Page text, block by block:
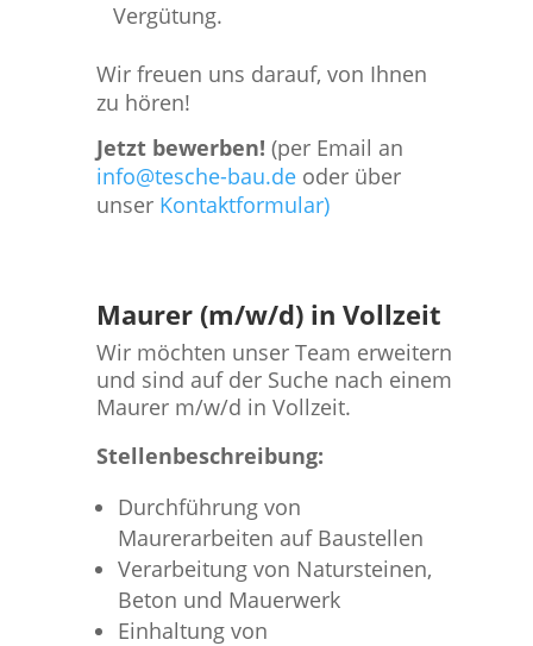
Vergütung.
Wir freuen uns darauf, von Ihnen
zu hören!
Jetzt bewerben! (per Email an
info@tesche-bau.de oder über
unser Kontaktformular)
Maurer (m/w/d) in Vollzeit
Wir möchten unser Team erweitern
und sind auf der Suche nach einem
Maurer m/w/d in Vollzeit.
Stellenbeschreibung:
Durchführung von
Maurerarbeiten auf Baustellen
Verarbeitung von Natursteinen,
Beton und Mauerwerk
Einhaltung von